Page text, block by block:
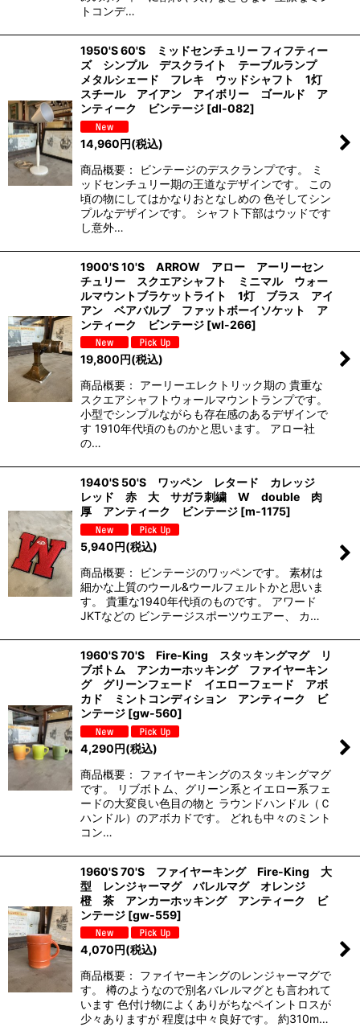
トコンデ…
1950'S 60'S ミッドセンチュリー フィフティー
ズ シンプル デスクライト テーブルランプ
メタルシェード フレキ ウッドシャフト 1灯
スチール アイアン アイボリー ゴールド ア
ンティーク ビンテージ [dl-082]
14,960円(税込)
商品概要： ビンテージのデスクランプです。 ミ
ッドセンチュリー期の王道なデザインです。 この
頃の物にしてはかなりおとなしめの 色そしてシン
プルなデザインです。 シャフト下部はウッドです
し意外…
1900'S 10'S ARROW アロー アーリーセン
チュリー スクエアシャフト ミニマル ウォー
ルマウントブラケットライト 1灯 ブラス アイ
アン ベアバルブ ファットボーイソケット ア
ンティーク ビンテージ [wl-266]
19,800 円(税込)
商品概要： アーリーエレクトリック期の 貴重な
スクエアシャフトウォールマウントランプです。
小型でシンプルながらも存在感のあるデザインで
す 1910年代頃のものかと思います。 アロー社
の…
1940'S 50'S ワッペン レタード カレッジ
レッド 赤 大 サガラ刺繍 W double 肉
厚 アンティーク ビンテージ [m-1175]
5,940円(税込)
商品概要： ビンテージのワッペンです。 素材は
細かな上質のウール&ウールフェルトかと思いま
す。 貴重な1940年代頃のものです。 アワード
JKTなどの ビンテージスポーツウエアー、 カ…
1960'S 70'S Fire-King スタッキングマグ リ
ブボトム アンカーホッキング ファイヤーキン
グ グリーンフェード イエローフェード アボ
カド ミントコンディション アンティーク ビ
ンテージ [gw-560]
4,290円(税込)
商品概要： ファイヤーキングのスタッキングマグ
です。 リブボトム、グリーン系とイエロー系フェ
ードの大変良い色目の物と ラウンドハンドル（Ｃ
ハンドル）のアボカドです。 どれも中々のミント
コン…
1960'S 70'S ファイヤーキング Fire-King 大
型 レンジャーマグ バレルマグ オレンジ
橙 茶 アンカーホッキング アンティーク ビ
ンテージ [gw-559]
4,070 円(税込)
商品概要： ファイヤーキングのレンジャーマグで
す。 樽のようなので別名バレルマグとも言われて
います 色付け物によくありがちなペイントロスが
少々ありますが 程度は中々良好です。 約310m…